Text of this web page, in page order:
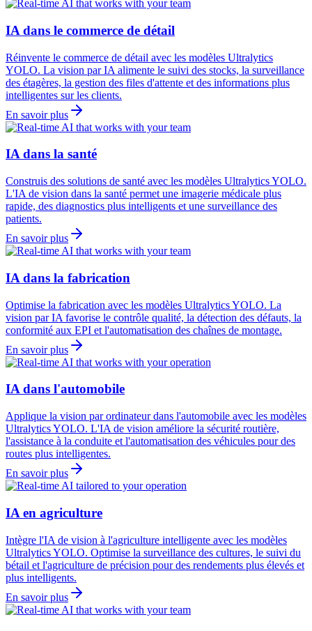
IA dans le commerce de détail
Réinvente le commerce de détail avec les modèles Ultralytics
YOLO. La vision par IA alimente le suivi des stocks, la surveillance
des étagères, la gestion des files d'attente et des informations plus
intelligentes sur les clients.
En savoir plus
IA dans la santé
Construis des solutions de santé avec les modèles Ultralytics YOLO.
L'IA de vision dans la santé permet une imagerie médicale plus
rapide, des diagnostics plus intelligents et une surveillance des
patients.
En savoir plus
IA dans la fabrication
Optimise la fabrication avec les modèles Ultralytics YOLO. La
vision par IA favorise le contrôle qualité, la détection des défauts, la
conformité aux EPI et l'automatisation des chaînes de montage.
En savoir plus
IA dans l'automobile
Applique la vision par ordinateur dans l'automobile avec les modèles
Ultralytics YOLO. L'IA de vision améliore la sécurité routière,
l'assistance à la conduite et l'automatisation des véhicules pour des
routes plus intelligentes.
En savoir plus
IA en agriculture
Intègre l'IA de vision à l'agriculture intelligente avec les modèles
Ultralytics YOLO. Optimise la surveillance des cultures, le suivi du
bétail et l'agriculture de précision pour des rendements plus élevés et
plus intelligents.
En savoir plus